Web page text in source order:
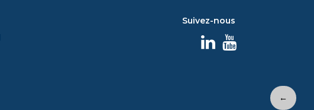
Suivez-nous
←